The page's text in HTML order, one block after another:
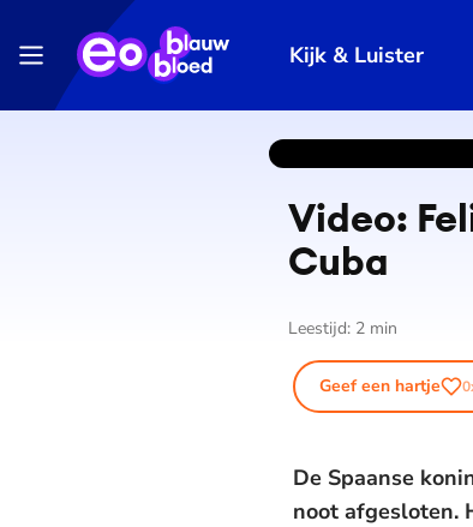
Kijk & Luister
Video:
Cuba
Leestijd: 2 min
Geef een hartje 0
De Spaanse
noot afgesloten.